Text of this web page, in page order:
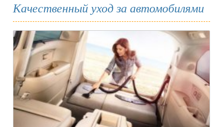
Качественный уход за автомобилями